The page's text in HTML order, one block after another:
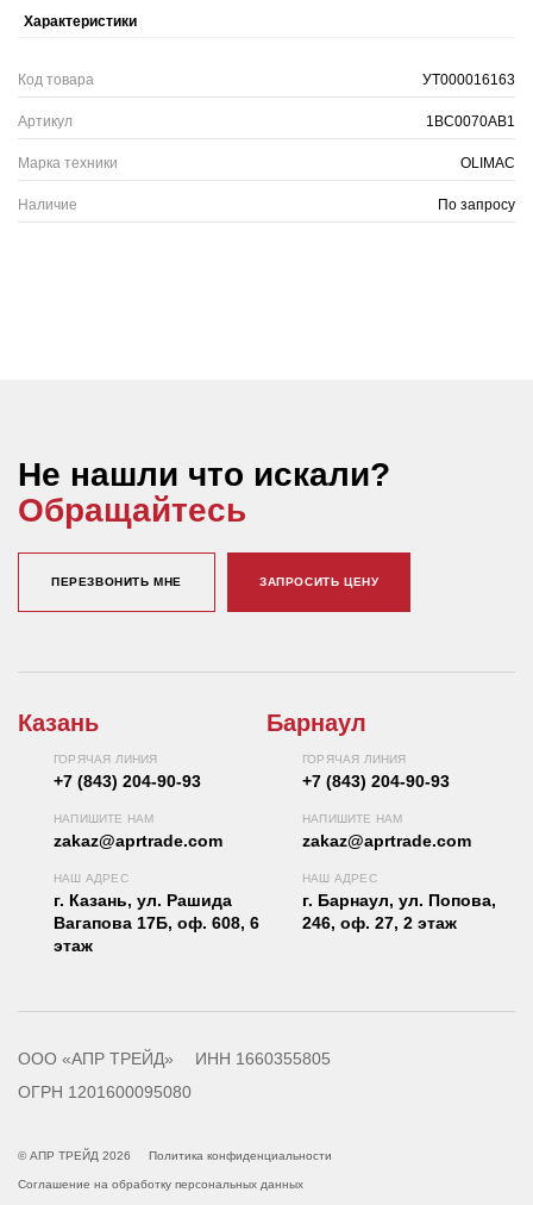
Характеристики
Код товара УТ000016163
Артикул 1BC0070AB1
Марка техники OLIMAC
Наличие По запросу
Не нашли что искали?
Обращайтесь
ПЕРЕЗВОНИТЬ МНЕ ЗАПРОСИТЬ ЦЕНУ
Казань
ГОРЯЧАЯ ЛИНИЯ
+7 (843) 204-90-93
НАПИШИТЕ НАМ
zakaz@aprtrade.com
НАШ АДРЕС
г. Казань, ул. Рашида
Вагапова 17Б, оф. 608, 6
этаж
Барнаул
ГОРЯЧАЯ ЛИНИЯ
+7 (843) 204-90-93
НАПИШИТЕ НАМ
zakaz@aprtrade.com
НАШ АДРЕС
г. Барнаул, ул. Попова,
246, оф. 27, 2 этаж
ООО «АПР ТРЕЙД»
ИНН 1660355805
ОГРН 1201600095080
© АПР ТРЕЙД 2026 Политика конфиденциальности
Соглашение на обработку персональных данных